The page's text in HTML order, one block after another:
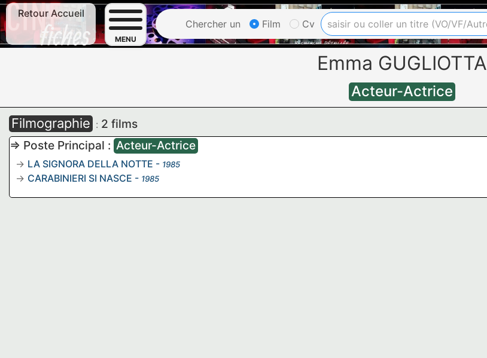
Retour Accueil
MENU
Chercher un Film Cv
Emma GUGLIOTTA
Acteur-Actrice
Filmographie : 2 films
=> Poste Principal : Acteur-Actrice
LA SIGNORA DELLA NOTTE - 1985
CARABINIERI SI NASCE - 1985